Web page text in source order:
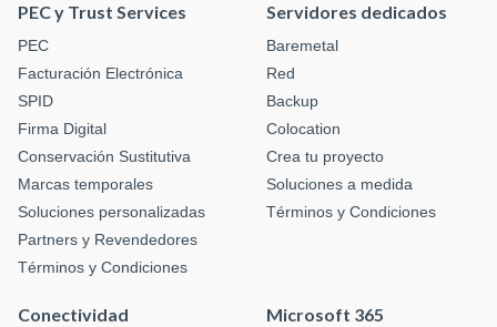
PEC y Trust Services
PEC
Facturación Electrónica
SPID
Firma Digital
Conservación Sustitutiva
Marcas temporales
Soluciones personalizadas
Partners y Revendedores
Términos y Condiciones
Servidores dedicados
Baremetal
Red
Backup
Colocation
Crea tu proyecto
Soluciones a medida
Términos y Condiciones
Conectividad Microsoft 365